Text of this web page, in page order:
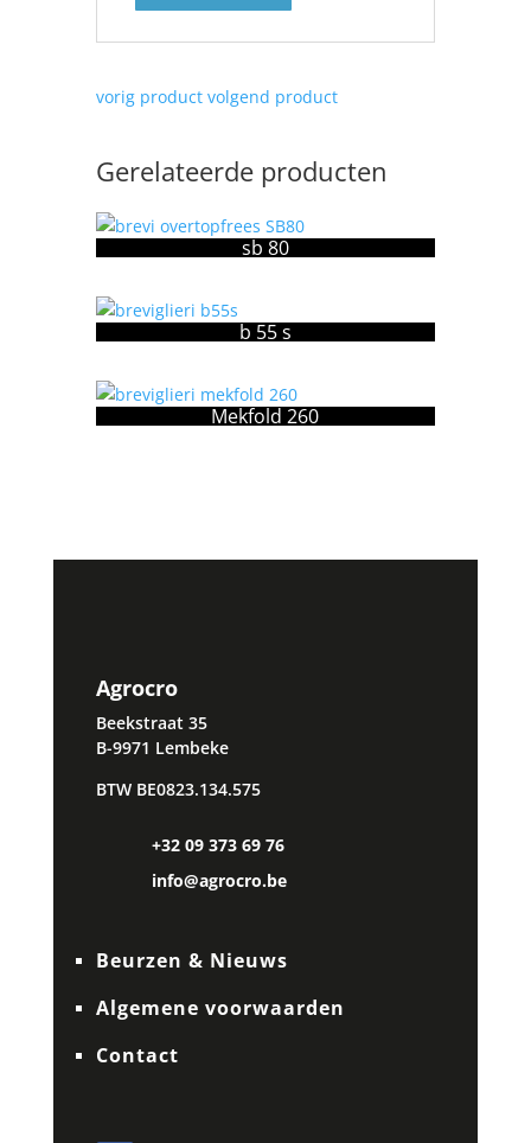
vorig product volgend product
Gerelateerde producten
sb 80
b 55 s
Mekfold 260
Agrocro
Beekstraat 35
B-9971 Lembeke
BTW BE0823.134.575
+32 09 373 69 76
info@agrocro.be
Beurzen & Nieuws
Algemene voorwaarden
Contact